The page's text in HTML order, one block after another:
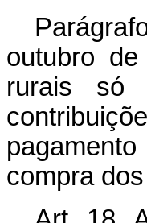
outubro
rurais só
compra